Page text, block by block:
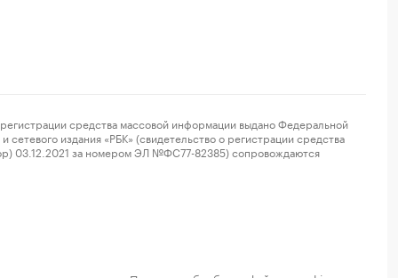
средства массовой информации выдано Федеральной
издания «РБК» (свидетельство о регистрации средства
03.12.2021 за номером ЭЛ №ФС77-82385) сопровождаются